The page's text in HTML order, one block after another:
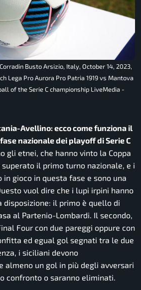
Busto Arsizio, Italy, October 14, 2023,
Lega Pro Aurora Pro Patria 1919 vs Mantova
of the Serie C championship LiveMedia -
Avellino: ecco come funziona il
nazionale dei playoff di Serie C
gli etnei, che hanno vinto la Coppa
superato il primo turno nazionale, e i
in gioco in questa fase e sono una
vuol dire che i lupi irpini hanno
disposizione: il primo è quello di
al Partenio-Lombardi. Il secondo,
Four con due pareggi oppure con
ed egual gol segnati tra le due
i siciliani devono
almeno un gol in più degli avversari
confronto o saranno eliminati.